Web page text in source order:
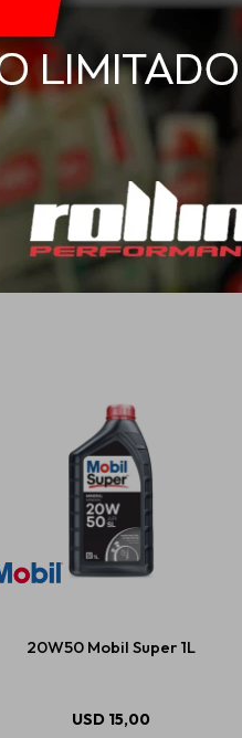
Mobil Special 2T 500ml
USD7,98
20W50 Mobil Super 1L
USD 15,00